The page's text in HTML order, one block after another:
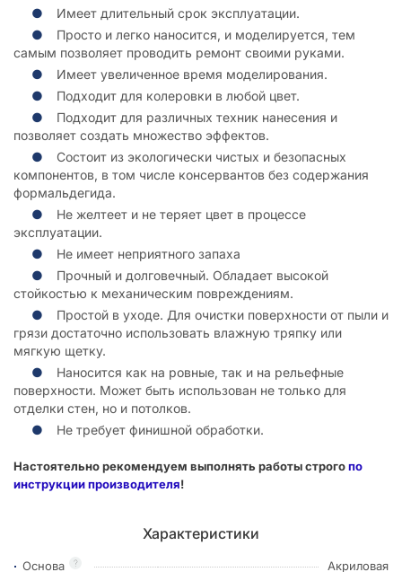
Имеет длительный срок эксплуатации.
Просто и легко наносится, и моделируется, тем
самым позволяет проводить ремонт своими руками.
Имеет увеличенное время моделирования.
Подходит для колеровки в любой цвет.
Подходит для различных техник нанесения и
позволяет создать множество эффектов.
Состоит из экологически чистых и безопасных
компонентов, в том числе консервантов без содержания
формальдегида.
Не желтеет и не теряет цвет в процессе
эксплуатации.
Не имеет неприятного запаха
Прочный и долговечный. Обладает высокой
стойкостью к механическим повреждениям.
Простой в уходе. Для очистки поверхности от пыли и
грязи достаточно использовать влажную тряпку или
мягкую щетку.
Наносится как на ровные, так и на рельефные
поверхности. Может быть использован не только для
отделки стен, но и потолков.
Не требует финишной обработки.
Настоятельно рекомендуем выполнять работы строгопо
инструкции производителя!
Характеристики
?
Основа Акриловая